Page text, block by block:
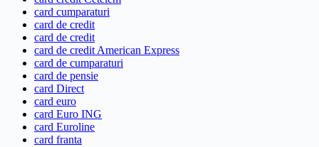
card cumparaturi
card de credit
card de credit
card de credit American Express
card de cumparaturi
card de pensie
card Direct
card euro
card Euro ING
card Euroline
card franta